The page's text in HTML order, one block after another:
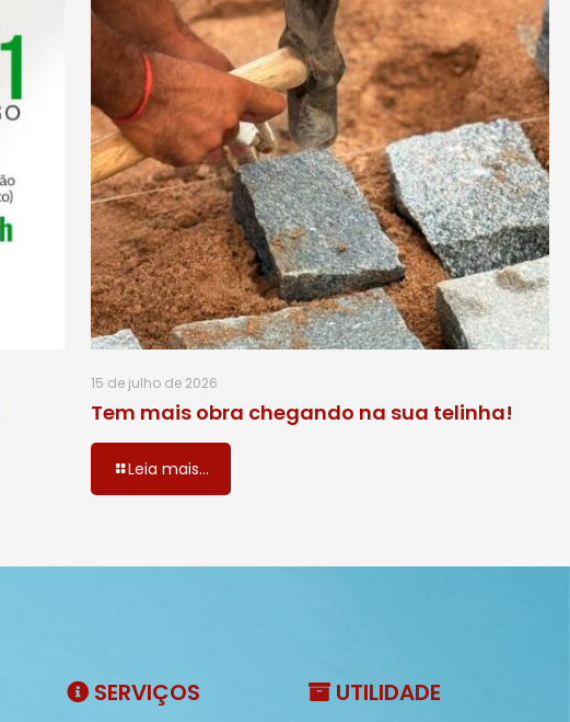
15 de julho de 2026
Tem mais obra chegando na sua telinha!
Leia mais...
SERVIÇOS UTILIDADE